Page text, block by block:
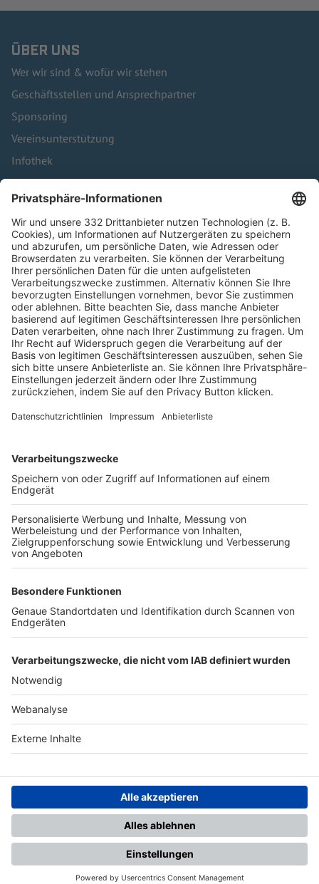
ÜBER UNS
Wer wir sind & wofür wir stehen
Geschäftsstellen und Ansprechpartner
Sponsoring
Vereinsunterstützung
Infothek
Kontakt
HÄUFIG BESUCHTE SEITEN
Pässe und Vereinswechsel
Trainerausbildung
Schulungsangebot Vereinsmitarbeiter
BFV-Geschäftsstellen
Trainerbörse
Login SpielPlus
FOLGE DEM BFV
TOP-VEREINE
TOP-PARTNER
SFV DFB
Nutzungsbedingungen Datenschutz Impressum
Ihr Gerät wird möglicherweise
nicht vollständig unterstützt.
Für die beste Nutzung empfehlen
wir ein kompatibles Gerät oder
einen aktuellen Browser.